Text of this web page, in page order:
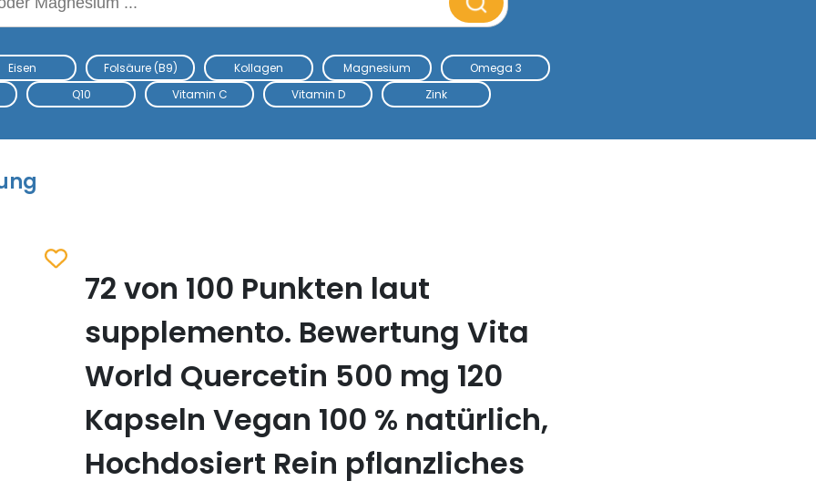
Eisen Folsäure (B9) Kollagen Magnesium
Omega 3
Q10 Vitamin C Vitamin D Zink
Zum Merkzettel hinzufügen
72 von 100 Punkten laut
supplemento. Bewertung Vita
World Quercetin 500 mg 120
Kapseln Vegan 100 % natürlich,
Hochdosiert Rein pflanzliches